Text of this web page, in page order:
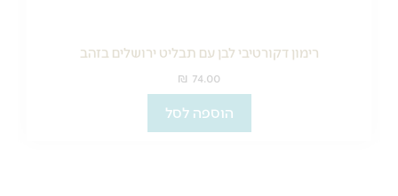
רימון דקורטיבי לבן עם תבליט ירושלים בזהב
₪ 74.00
הוספה לסל